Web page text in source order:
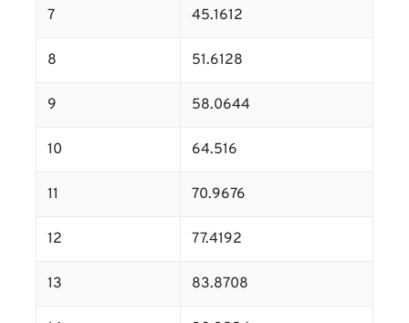
7 45.1612
8 51.6128
9 58.0644
10 64.516
11 70.9676
12 77.4192
13 83.8708